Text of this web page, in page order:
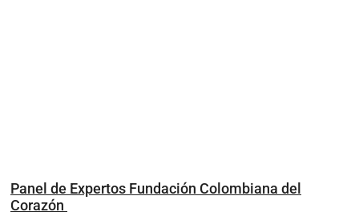
Panel de Expertos Fundación Colombiana del
Corazón